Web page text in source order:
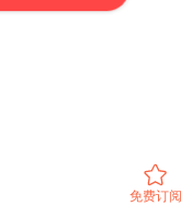
免费订阅